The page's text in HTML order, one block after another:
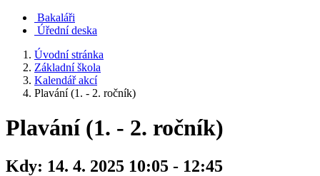
Bakaláři
Úřední deska
Úvodní stránka
Základní škola
Kalendář akcí
Plavání (1. - 2. ročník)
Plavání (1. - 2. ročník)
Kdy: 14. 4. 2025 10:05 - 12:45